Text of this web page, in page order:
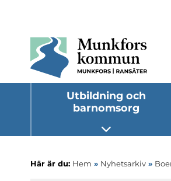
Utbildning och
barnomsorg
Öppna
Här är du: Hem » Nyhetsarkiv »